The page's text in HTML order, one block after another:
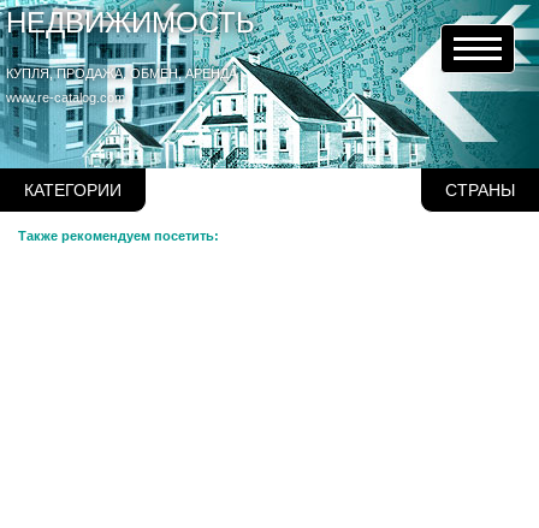
НЕДВИЖИМОСТЬ
КУПЛЯ, ПРОДАЖА, ОБМЕН, АРЕНДА
www.re-catalog.com
КАТЕГОРИИ СТРАНЫ
Также рекомендуем посетить: